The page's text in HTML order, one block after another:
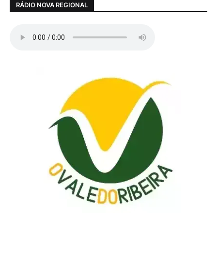
RÁDIO NOVA REGIONAL